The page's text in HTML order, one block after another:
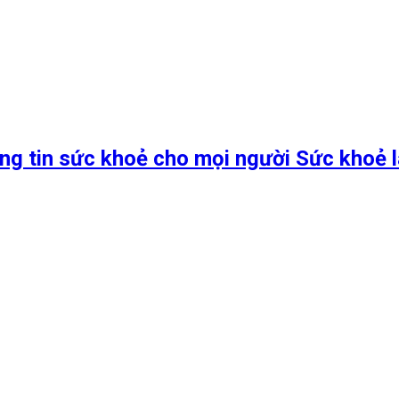
tin sức khoẻ cho mọi người Sức khoẻ